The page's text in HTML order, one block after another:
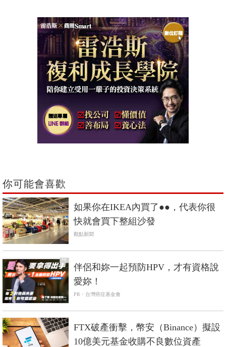
你可能會喜歡
如果你在IKEA內買了●●，代表你很
快就會買下整組沙發
觀點新聞
PR
伴侶和妳一起預防HPV，才有資格說
愛妳！
PR・台灣癌症基金會
FTX破產衝擊，幣安（Binance）擬設
10億美元基金收購不良數位資產